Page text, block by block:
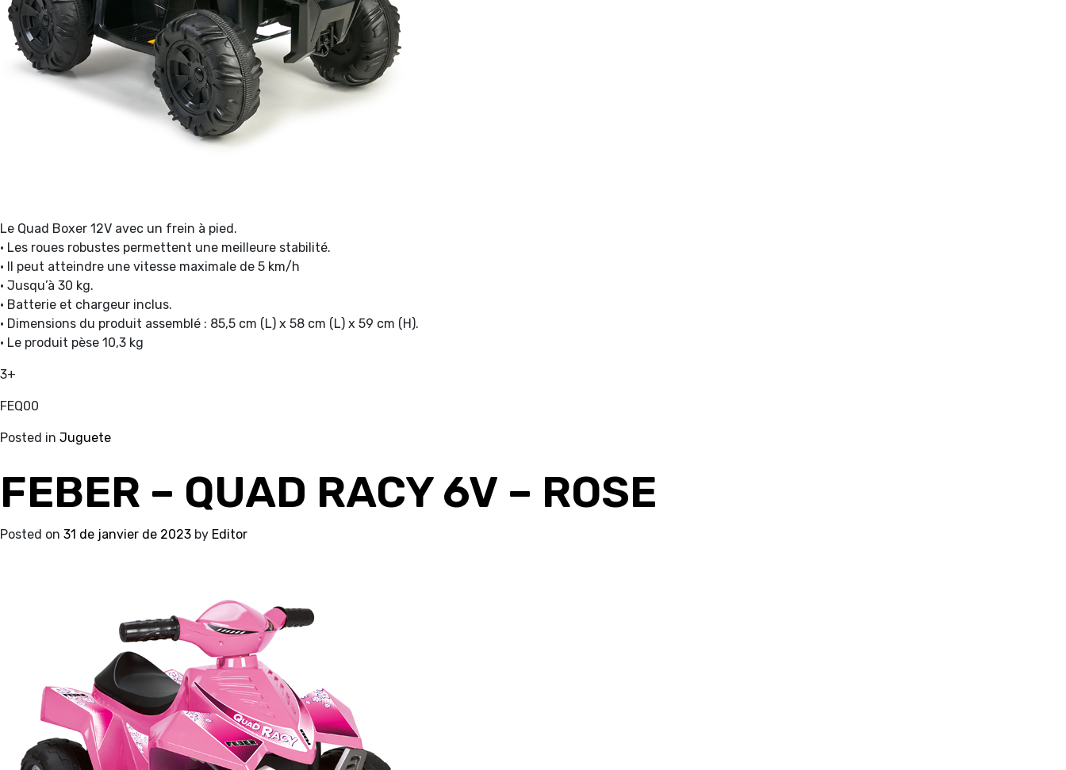
Le Quad Boxer 12V avec un frein à pied.
• Les roues robustes permettent une meilleure stabilité.
• Il peut atteindre une vitesse maximale de 5 km/h
• Jusqu’à 30 kg.
• Batterie et chargeur inclus.
• Dimensions du produit assemblé : 85,5 cm (L) x 58 cm (L) x 59 cm (H).
• Le produit pèse 10,3 kg
3+
FEQ00
Posted in Juguete
FEBER – QUAD RACY 6V – ROSE
Posted on 31 de janvier de 2023 by Editor